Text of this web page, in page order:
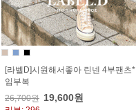
[라벨D]시원해서좋아 린넨 4부팬츠*
임부복
26,700원 19,600원